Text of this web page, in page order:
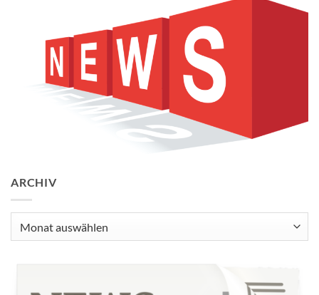
ARCHIV